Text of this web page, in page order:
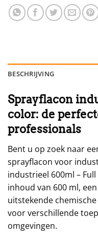
BESCHRIJVING
Sprayflacon
color: de
professionals
Bent u op zoek naar
sprayflacon voor
industrieel 600ml –
inhoud van 600 ml,
uitstekende
voor verschillende
omgevingen.